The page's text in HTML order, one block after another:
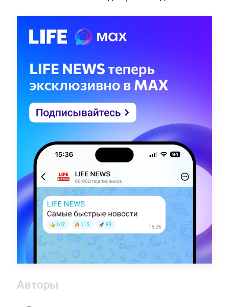
Авторы